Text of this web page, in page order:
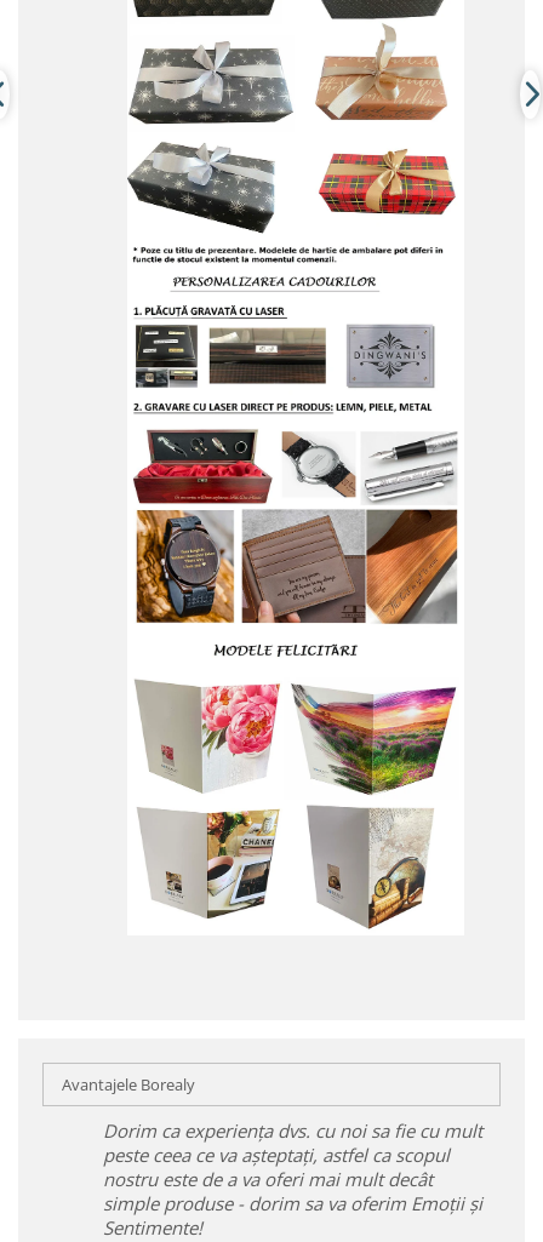
Avantajele Borealy
Dorim ca experiența dvs. cu noi sa fie cu mult
peste ceea ce va așteptați, astfel ca scopul
nostru este de a va oferi mai mult decât
simple produse - dorim sa va oferim Emoții și
Sentimente!